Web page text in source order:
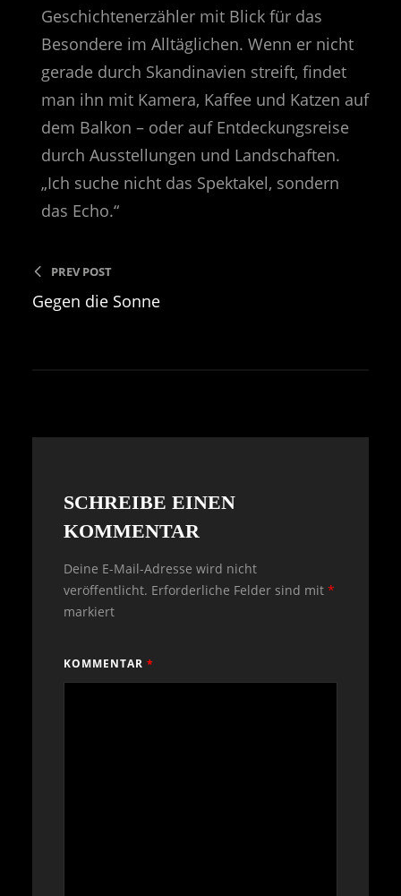
Geschichtenerzähler mit Blick für das
Besondere im Alltäglichen. Wenn er nicht
gerade durch Skandinavien streift, findet
man ihn mit Kamera, Kaffee und Katzen auf
dem Balkon – oder auf Entdeckungsreise
durch Ausstellungen und Landschaften.
„Ich suche nicht das Spektakel, sondern
das Echo.“
PREV POST
Gegen die Sonne
SCHREIBE EINEN
KOMMENTAR
Deine E-Mail-Adresse wird nicht
veröffentlicht. Erforderliche Felder sind mit *
markiert
KOMMENTAR *